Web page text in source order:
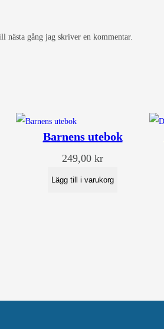
nästa gång jag skriver en kommentar.
Barnens utebok
249,00 kr
Lägg till i varukorg